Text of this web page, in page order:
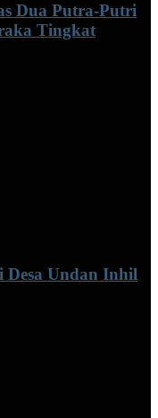
Dua Putra-Putri
Tingkat
Undan Inhil